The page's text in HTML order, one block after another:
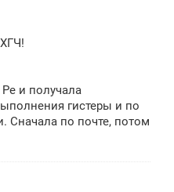
и получала
гистеры и по
Сначала по почте, потом